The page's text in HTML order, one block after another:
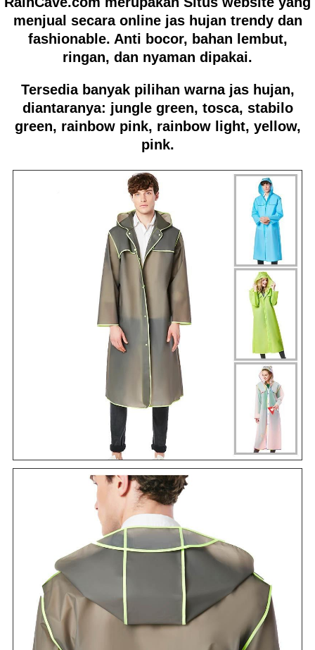
menjual secara online jas hujan trendy dan
fashionable. Anti bocor, bahan lembut,
ringan, dan nyaman dipakai.
Tersedia banyak pilihan warna jas hujan,
diantaranya: jungle green, tosca, stabilo
green, rainbow pink, rainbow light, yellow,
pink.